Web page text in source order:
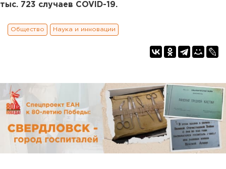
тыс. 723 случаев COVID-19.
Общество Наука и инновации